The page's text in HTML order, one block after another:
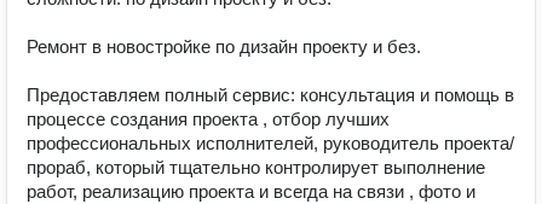
Ремонт в новостройке по дизайн проекту и без.
Предоставляем полный сервис: консультация и помощь в
процессе создания проекта , отбор лучших
профессиональных исполнителей, руководитель проекта/
прораб, который тщательно контролирует выполнение
работ, реализацию проекта и всегда на связи , фото и